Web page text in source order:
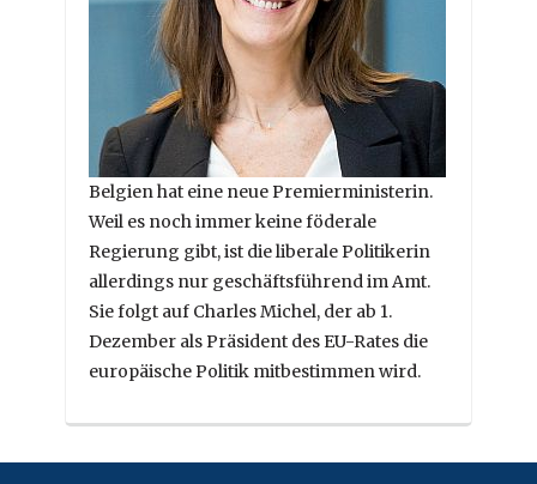
Belgien hat eine neue Premierministerin.
Weil es noch immer keine föderale
Regierung gibt, ist die liberale Politikerin
allerdings nur geschäftsführend im Amt.
Sie folgt auf Charles Michel, der ab 1.
Dezember als Präsident des EU-Rates die
europäische Politik mitbestimmen wird.